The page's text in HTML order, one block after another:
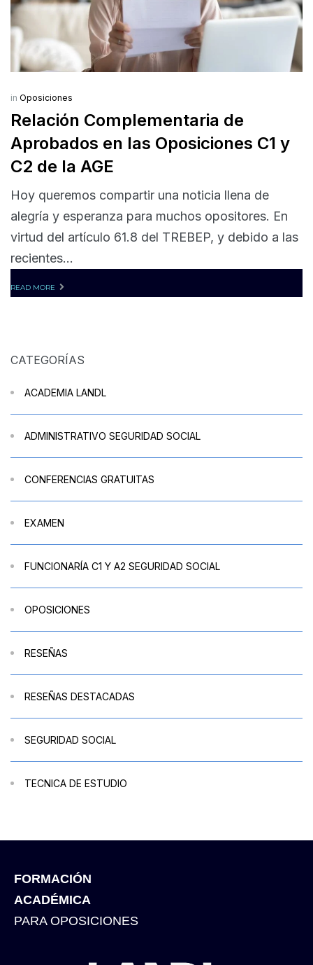
in Oposiciones
Relación Complementaria de
Aprobados en las Oposiciones C1 y
C2 de la AGE
Hoy queremos compartir una noticia llena de
alegría y esperanza para muchos opositores. En
virtud del artículo 61.8 del TREBEP, y debido a las
recientes...
READ MORE
CATEGORÍAS
ACADEMIA LANDL
ADMINISTRATIVO SEGURIDAD SOCIAL
CONFERENCIAS GRATUITAS
EXAMEN
FUNCIONARÍA C1 Y A2 SEGURIDAD SOCIAL
OPOSICIONES
RESEÑAS
RESEÑAS DESTACADAS
SEGURIDAD SOCIAL
TECNICA DE ESTUDIO
FORMACIÓN
ACADÉMICA
PARA OPOSICIONES